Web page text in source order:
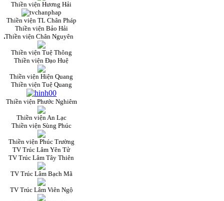
Thiền viện Hương Hải
Thiền viện TL Chân Pháp
Thiền viện Bảo Hải
Thiền viện Chân Nguyên
Thiền viện Tuệ Thông
Thiền viện Đạo Huệ
Thiền viện Hiện Quang
Thiền viện Tuệ Quang
Thiền viện Phước Nghiêm
Thiền viện An Lạc
Thiền viện Sùng Phúc
Thiền viện Phúc Trường
TV Trúc Lâm Yên Tử
TV Trúc Lâm Tây Thiên
TV Trúc Lâm Bạch Mã
TV Trúc Lâm Viên Ngộ